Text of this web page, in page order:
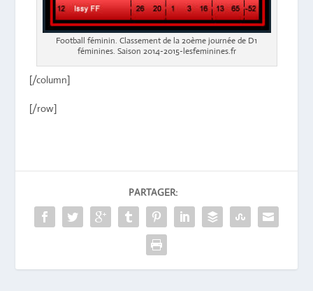
Football féminin. Classement de la 20ème journée de D1
féminines. Saison 2014-2015-lesfeminines.fr
[/column]
[/row]
PARTAGER: